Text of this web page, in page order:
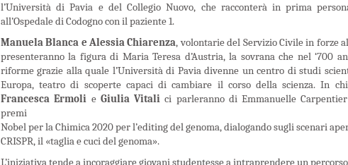
l’Università di Pavia e del Collegio Nuovo, che racconterà in prima
all’Ospedale di Codogno con il paziente 1.
Manuela Blanca e Alessia Chiarenza, volontarie del Servizio Civile in forze
presenteranno la figura di Maria Teresa d’Austria, la sovrana che nel ‘700
riforme grazie alla quale l’Università di Pavia divenne un centro di studi
Europa, teatro di scoperte capaci di cambiare il corso della scienza. In
Francesca Ermoli eGiulia Vitali ci parleranno di Emmanuelle
premi
Nobel per la Chimica 2020 per l’editing del genoma, dialogando sugli scenari
CRISPR, il «taglia e cuci del genoma».